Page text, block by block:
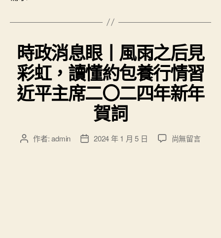
時政消息眼丨風雨之后見
彩虹，讀懂約包養行情習
近平主席二〇二四年新年
賀詞
文 作者:admin
文 2024 年 1 月 5 日
在
尚無留言